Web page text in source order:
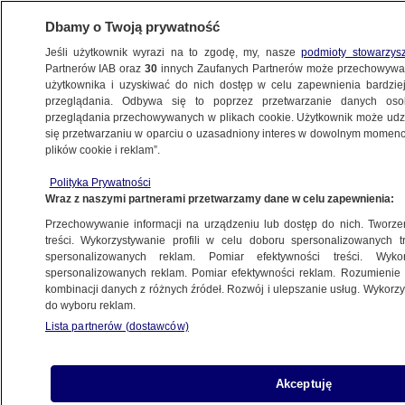
ŚWIAT
pracy, niemiecki status ozdrowieńca
tylko przez trzy miesiące
18.01.2022, 07:40
Udostępnij
koronawirusa w Czechach ruszają obowiązkowe
testy w zakładach pracy, a w Niemczech status
Dbamy o Twoją prywatność
Jeśli użytkownik wyrazi na to zgodę, my, naszepodmioty
Partnerów IAB oraz30 innych Zaufanych Partnerów może
użytkownika i uzyskiwać do nich dostęp w celu zapewnienia
przeglądania. Odbywa się to poprzez przetwarzanie danych
przeglądania przechowywanych w plikach cookie. Użytkownik może
się przetwarzaniu w oparciu o uzasadniony interes w dowolnym
plików cookie i reklam”.
Polityka Prywatności
Wraz z naszymi partnerami przetwarzamy dane w celu zapewnienia:
Przechowywanie informacji na urządzeniu lub dostęp do nich.
treści. Wykorzystywanie profili w celu doboru spersonalizowanych
spersonalizowanych reklam. Pomiar efektywności treści.
spersonalizowanych reklam. Pomiar efektywności reklam.
kombinacji danych z różnych źródeł. Rozwój i ulepszanie usług.
do wyboru reklam.
Lista partnerów (dostawców)
Akceptuję